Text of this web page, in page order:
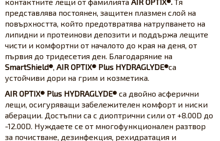
представлява постоянен, защитен плазмен слой на
повърхността, който предотвратява натрупването на
липидни и протеинови депозити и поддържа лещите
чисти и комфортни от началото до края на деня, от
първия до тридесетия ден. Благодаряние на
SmartShield®, AIR OPTIX® Plus HYDRAGLYDE®са
устойчиви дори на грим и козметика.
AIR OPTIX® Plus HYDRAGLYDE® са двойно асферични
лещи, осигуряващи забележителен комфорт и ниски
аберации. Достъпни са с диоптрични сили от +8.00D до
-12.00D. Нуждаете се от многофункционален разтвор
за почистване, дезинфекция, рехидратация и